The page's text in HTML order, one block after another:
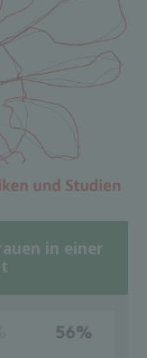
in einer